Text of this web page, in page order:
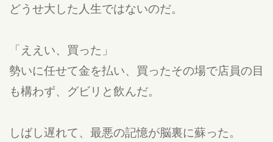
どうせ大した人生ではないのだ。
「ええい、買った」
勢いに任せて金を払い、買ったその場で店員の目
も構わず、グビリと飲んだ。
しばし遅れて、最悪の記憶が脳裏に蘇った。